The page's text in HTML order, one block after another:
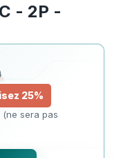
- 2P -
25%
sera pas